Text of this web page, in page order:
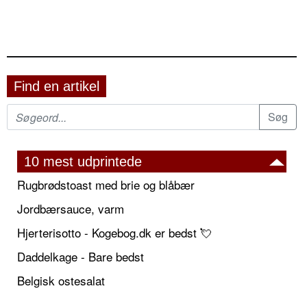
Find en artikel
10 mest udprintede
Rugbrødstoast med brie og blåbær
Jordbærsauce, varm
Hjerterisotto - Kogebog.dk er bedst 💘
Daddelkage - Bare bedst
Belgisk ostesalat